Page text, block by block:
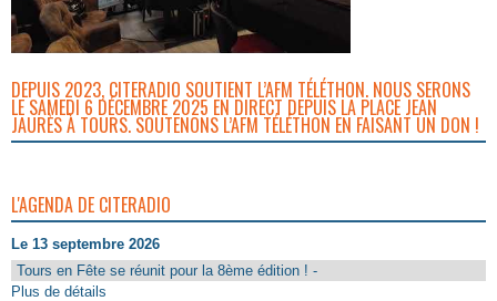
DEPUIS 2023, CITERADIO SOUTIENT L’AFM TÉLÉTHON. NOUS SERONS
LE SAMEDI 6 DÉCEMBRE 2025 EN DIRECT DEPUIS LA PLACE JEAN
JAURÈS À TOURS. SOUTENONS L’AFM TÉLÉTHON EN FAISANT UN DON !
L'AGENDA DE CITERADIO
Le 13 septembre 2026
Tours en Fête se réunit pour la 8ème édition ! -
Plus de détails